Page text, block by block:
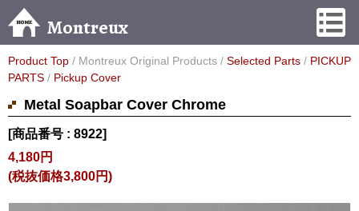
Montreux
Product Top / Montreux Original Products / Selected Parts / PICKUP
PARTS / Pickup Cover
Metal Soapbar Cover Chrome
[商品番号 : 8922]
4,180円
(税抜価格3,800円)